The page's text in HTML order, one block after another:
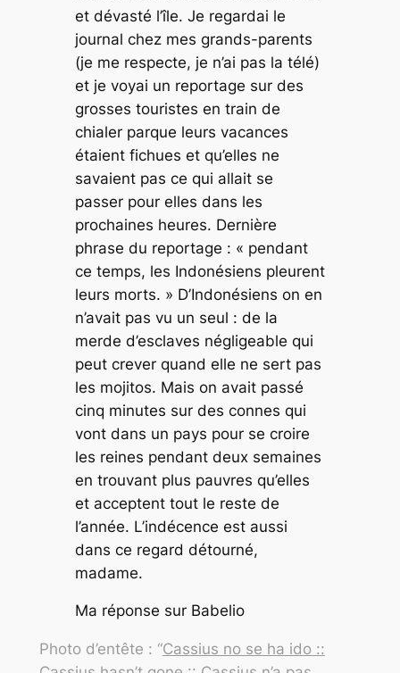
et dévasté l’île. Je regardai le
journal chez mes grands-parents
(je me respecte, je n’ai pas la télé)
et je voyai un reportage sur des
grosses touristes en train de
chialer parque leurs vacances
étaient fichues et qu’elles ne
savaient pas ce qui allait se
passer pour elles dans les
prochaines heures. Dernière
phrase du reportage : « pendant
ce temps, les Indonésiens pleurent
leurs morts. » D’Indonésiens on en
n’avait pas vu un seul : de la
merde d’esclaves négligeable qui
peut crever quand elle ne sert pas
les mojitos. Mais on avait passé
cinq minutes sur des connes qui
vont dans un pays pour se croire
les reines pendant deux semaines
en trouvant plus pauvres qu’elles
et acceptent tout le reste de
l’année. L’indécence est aussi
dans ce regard détourné,
madame.
Ma réponse sur Babelio
Photo d’entête : “Cassius no se ha ido ::